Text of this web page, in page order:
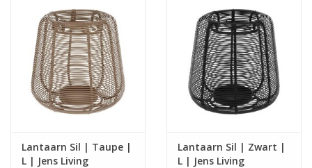
Lantaarn Sil | Taupe |
L | Jens Living
Lantaarn Sil | Zwart |
L | Jens Living